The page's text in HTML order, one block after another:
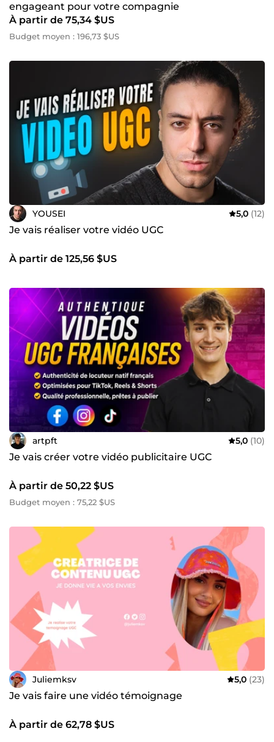
engageant pour votre compagnie
À partir de 75,34 $US
Budget moyen : 196,73 $US
YOUSEI 5,0 (12)
Je vais réaliser votre vidéo UGC
À partir de 125,56 $US
artpft 5,0 (10)
Je vais créer votre vidéo publicitaire UGC
À partir de 50,22 $US
Budget moyen : 75,22 $US
Juliemksv 5,0 (23)
Je vais faire une vidéo témoignage
À partir de 62,78 $US